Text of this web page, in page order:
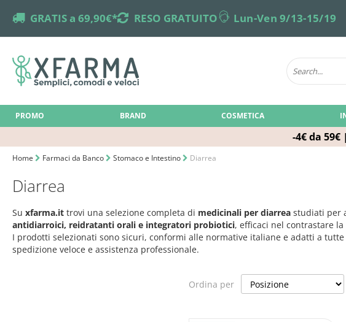
-4€ da 59€
truck GRATIS a 69,90€*returns RESO GRATUITOonline-support Lun-Ven 9/13-15/19
PROMO BRAND COSMETICA
Home Farmaci da Banco Stomaco e Intestino Diarrea
Diarrea
Su xfarma.it trovi una selezione completa di medicinali per diarrea studiati per
antidiarroici, reidratanti orali e integratori probiotici, efficaci nel contrastare
I prodotti selezionati sono sicuri, conformi alle normative italiane e adatti a
spedizione veloce e assistenza professionale.
Ordina per